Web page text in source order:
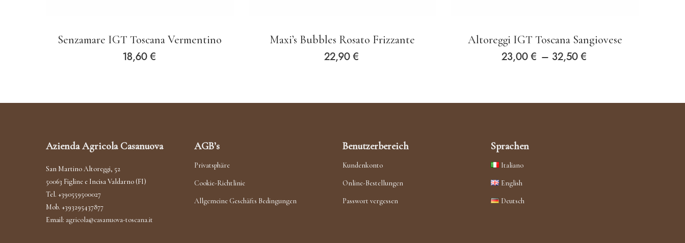
Senzamare IGT Toscana Vermentino
18,60€
Maxi’s Bubbles Rosato Frizzante
22,90€
Altoreggi IGT Toscana Sangiovese
23,00€ – 32,50€
weist
Azienda Agricola Casanuova
San Martino Altoreggi, 52
50063 Figline e Incisa Valdarno (FI)
Tel. +390559500027
Mob. +393295437877
Email: agricola@casanuova-toscana.it
AGB’s
Privatsphäre
Cookie-Richtlinie
Allgemeine Geschäfts Bedingungen
Benutzerbereich
Kundenkonto
Online-Bestellungen
Passwort vergessen
Sprachen
Italiano
English
Deutsch